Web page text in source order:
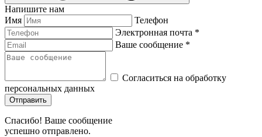
Напишите нам
Имя
Телефон
Электронная почта *
Ваше сообщение *
Согласиться на обработку
персональных данных
Отправить
Спасибо! Ваше сообщение
успешно отправлено.